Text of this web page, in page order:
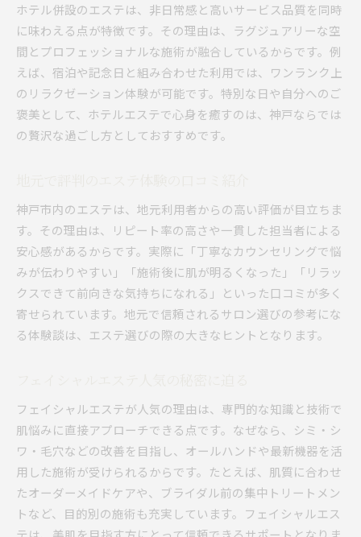
フェイシャルエステ垂水の注目ポイント
口コミで広がる西区エステの魅力を解説
家族利用もできるメニューを比較
オールハンド施術の効果を体感しよう
エステのオールハンド施術が選ばれる理由
手技によるフェイシャルケアの効果と特徴
オールハンド施術のリラクゼーション効果
サロンごとのオールハンドのこだわり
美肌ケアの秘訣をこの一記事でチェック
エステで実践する美肌ケアの基本を解説
神戸エステが提案する日常ケアのポイント
肌悩み別おすすめエステメニューの選び方
サロン選びからアフターケアまで徹底アドバイ
ス
エステ体験者の声から学ぶ美肌の秘訣
ホテル併設のエステは、非日常感と高いサービス品質を同時
に味わえる点が特徴です。その理由は、ラグジュアリーな空
間とプロフェッショナルな施術が融合しているからです。例
えば、宿泊や記念日と組み合わせた利用では、ワンランク上
のリラクゼーション体験が可能です。特別な日や自分へのご
褒美として、ホテルエステで心身を癒すのは、神戸ならでは
の贅沢な過ごし方としておすすめです。
神戸市内のエステは、地元利用者からの高い評価が目立ちま
す。その理由は、リピート率の高さや一貫した担当者による
安心感があるからです。実際に「丁寧なカウンセリングで悩
みが伝わりやすい」「施術後に肌が明るくなった」「リラッ
クスできて前向きな気持ちになれる」といった口コミが多く
寄せられています。地元で信頼されるサロン選びの参考にな
る体験談は、エステ選びの際の大きなヒントとなります。
フェイシャルエステが人気の理由は、専門的な知識と技術で
肌悩みに直接アプローチできる点です。なぜなら、シミ・シ
ワ・毛穴などの改善を目指し、オールハンドや最新機器を活
用した施術が受けられるからです。たとえば、肌質に合わせ
たオーダーメイドケアや、ブライダル前の集中トリートメン
トなど、目的別の施術も充実しています。フェイシャルエス